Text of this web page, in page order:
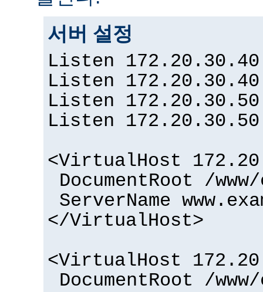
서버 설정
Listen
Listen
Listen
Listen
<VirtualHost
DocumentRoot /
ServerName
</VirtualHost>
<VirtualHost
DocumentRoot /